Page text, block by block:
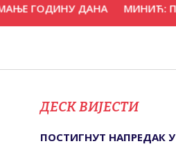
ДАНА МИНИЋ:
ДЕСК ВИЈЕСТИ
ПОСТИГНУТ НАПРЕДАК